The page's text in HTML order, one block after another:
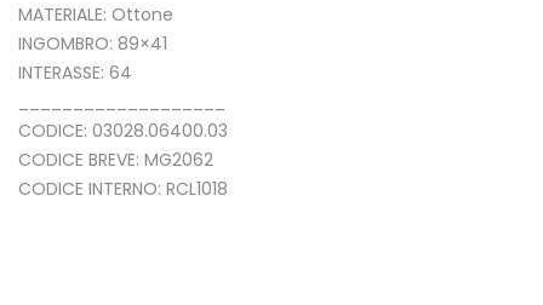
MATERIALE: Ottone
INGOMBRO: 89×41
INTERASSE: 64
CODICE: 03028.06400.03
CODICE BREVE: MG2062
CODICE INTERNO: RCL1018